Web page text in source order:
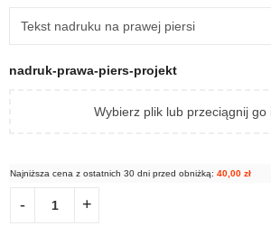
nadruk-prawa-piers-projekt
Wybierz plik lub przeciągnij go
Najniższa cena z ostatnich 30 dni przed obniżką: 40,00 zł